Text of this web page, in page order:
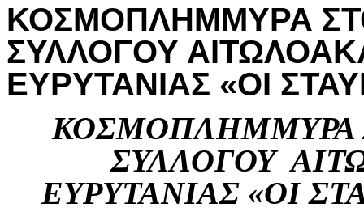
ΚΟΣΜΟΠΛΗΜΜΥΡΑ
ΣΥΛΛΟΓΟΥ
ΕΥΡΥΤΑΝΙΑΣ «ΟΙ
ΚΟΣΜΟΠΛΗΜΜΥΡΑ
ΣΥΛΛΟΓΟΥ
ΕΥΡΥΤΑΝΙΑΣ «ΟΙ